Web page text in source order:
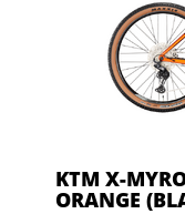
KTM X-
ORANGE